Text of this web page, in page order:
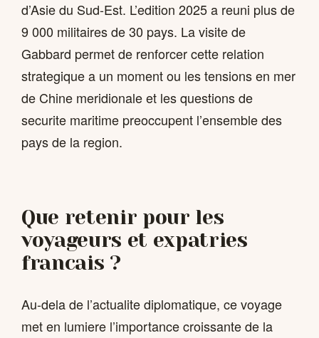
d’Asie du Sud-Est. L’edition 2025 a reuni plus de
9 000 militaires de 30 pays. La visite de
Gabbard permet de renforcer cette relation
strategique a un moment ou les tensions en mer
de Chine meridionale et les questions de
securite maritime preoccupent l’ensemble des
pays de la region.
Que retenir pour les
voyageurs et expatries
francais ?
Au-dela de l’actualite diplomatique, ce voyage
met en lumiere l’importance croissante de la